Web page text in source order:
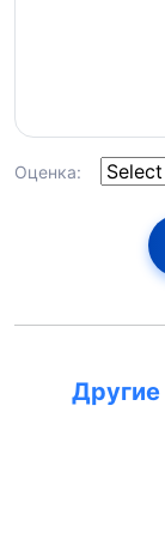
Оценка:
Другие